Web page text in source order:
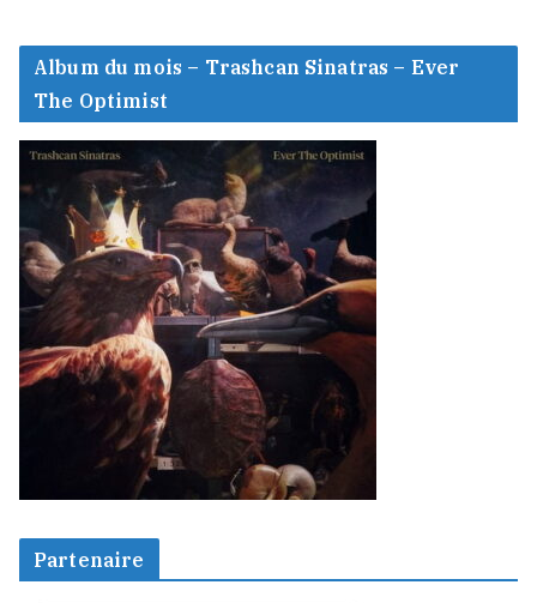
Album du mois – Trashcan Sinatras – Ever
The Optimist
Partenaire